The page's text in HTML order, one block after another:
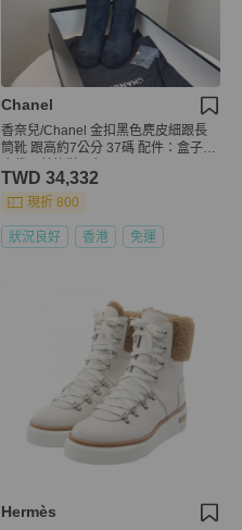
Chanel
香奈兒/Chanel 金扣黑色麂皮細跟長
筒靴 跟高約7公分 37碼 配件：盒子，
TWD 34,332
現折 800
狀況良好 香港 免運
Hermès